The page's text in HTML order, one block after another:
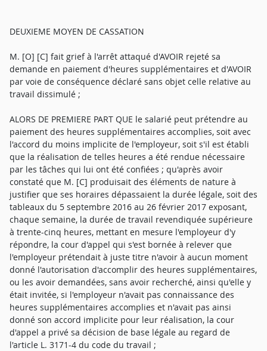
DEUXIEME MOYEN DE CASSATION
M. [O] [C] fait grief à l'arrêt attaqué d'AVOIR rejeté sa
demande en paiement d'heures supplémentaires et d'AVOIR
par voie de conséquence déclaré sans objet celle relative au
travail dissimulé ;
ALORS DE PREMIERE PART QUE le salarié peut prétendre au
paiement des heures supplémentaires accomplies, soit avec
l'accord du moins implicite de l'employeur, soit s'il est établi
que la réalisation de telles heures a été rendue nécessaire
par les tâches qui lui ont été confiées ; qu'après avoir
constaté que M. [C] produisait des éléments de nature à
justifier que ses horaires dépassaient la durée légale, soit des
tableaux du 5 septembre 2016 au 26 février 2017 exposant,
chaque semaine, la durée de travail revendiquée supérieure
à trente-cinq heures, mettant en mesure l'employeur d'y
répondre, la cour d'appel qui s'est bornée à relever que
l'employeur prétendait à juste titre n'avoir à aucun moment
donné l'autorisation d'accomplir des heures supplémentaires,
ou les avoir demandées, sans avoir recherché, ainsi qu'elle y
était invitée, si l'employeur n'avait pas connaissance des
heures supplémentaires accomplies et n'avait pas ainsi
donné son accord implicite pour leur réalisation, la cour
d'appel a privé sa décision de base légale au regard de
l'article L. 3171-4 du code du travail ;